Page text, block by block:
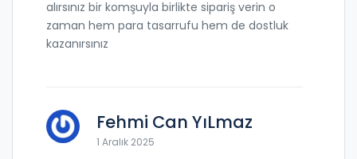
alırsınız bir komşuyla birlikte sipariş verin o
zaman hem para tasarrufu hem de dostluk
kazanırsınız
Fehmi Can YıLmaz
1 Aralık 2025